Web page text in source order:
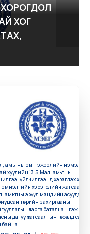
ХОРОГДОЛ
ХОГ
амьтны эм, тэжээлийн
хуулийн 13.5.Мал, амьтны
үйлчилгээнд хэрэглэх
эмнэлгийн хэрэгслийн
амьтны эрүүл мэндийн асуудал
төрийн захиргааны
дарга батална." гэж
дагуу жагсаалтын төсөлд санал
байна.